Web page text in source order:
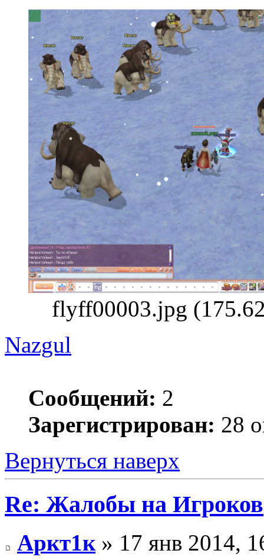
flyff00003.jpg
Nazgul
Сообщений: 2
Зарегистрирован: 28
Вернуться наверх
Re: Жалобы на Игроков
Аркт1к» 17 янв 2014,